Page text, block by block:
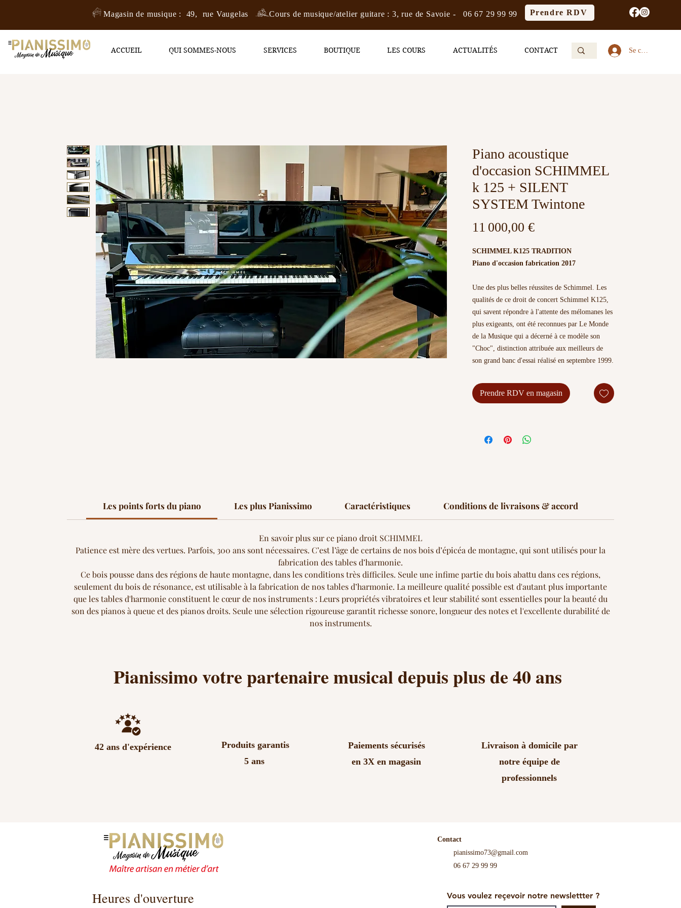
Prendre RDV
06 67 29 99 99
Cours de musique/atelier guitare : 3, rue de Savoie -
Magasin de musique : 49, rue Vaugelas
Se connecter
ACCUEIL QUI SOMMES-NOUS SERVICES BOUTIQUE LES COURS ACTUALITÉS CONTACT
Piano acoustique
d'occasion SCHIMMEL
k 125 + SILENT
SYSTEM Twintone
11 000,00 €Prix
SCHIMMEL K125 TRADITION
Piano d'occasion fabrication 2017
Une des plus belles réussites de Schimmel. Les
qualités de ce droit de concert Schimmel K125,
qui savent répondre à l'attente des mélomanes les
plus exigeants, ont été reconnues par Le Monde
de la Musique qui a décerné à ce modèle son
"Choc", distinction attribuée aux meilleurs de
son grand banc d'essai réalisé en septembre 1999.
du spectre harmonique, permettant à ce piano
tout comme au grand piano droit de concert
déacajou, loupe de noyer, myrte - font de chacun
des instruments de cette gamme un véritable
Prendre RDV en magasin
Les points forts du piano Les plus Pianissimo Caractéristiques Conditions de livraisons & accord
En savoir plus sur ce piano droit SCHIMMEL
Patience est mère des vertues. Parfois, 300 ans sont nécessaires. C’est l’âge de certains de nos bois d’épicéa de montagne, qui sont utilisés pour la
fabrication des tables d’harmonie.
Ce bois pousse dans des régions de haute montagne, dans les conditions très difficiles. Seule une infime partie du bois abattu dans ces régions,
seulement du bois de résonance, est utilisable à la fabrication de nos tables d’harmonie. La meilleure qualité possible est d'autant plus importante
que les tables d'harmonie constituent le cœur de nos instruments : Leurs propriétés vibratoires et leur stabilité sont essentielles pour la beauté du
son des pianos à queue et des pianos droits. Seule une sélection rigoureuse garantit richesse sonore, longueur des notes et l'excellente durabilité de
nos instruments.
Pianissimo votre partenaire musical depuis plus de 40 ans
42 ans d'expérience
Produits garantis
5 ans
Paiements sécurisés
en 3X en magasin
Livraison à domicile par
notre équipe de
professionnels
Heures d'ouverture
pianissimo73@gmail.com
06 67 29 99 99
Contact
Vous voulez reçevoir notre newslettter ?